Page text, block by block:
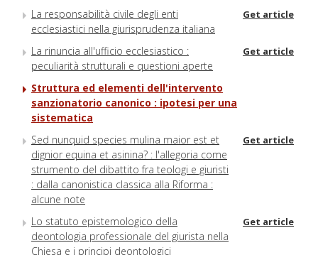
La responsabilità civile degli enti
ecclesiastici nella giurisprudenza italiana
Get article
La rinuncia all'ufficio ecclesiastico :
peculiarità strutturali e questioni aperte
Get article
Struttura ed elementi dell'intervento
sanzionatorio canonico : ipotesi per una
sistematica
Sed nunquid species mulina maior est et
dignior equina et asinina? : l'allegoria come
strumento del dibattito fra teologi e giuristi
: dalla canonistica classica alla Riforma :
alcune note
Get article
Lo statuto epistemologico della
deontologia professionale del giurista nella
Chiesa e i principi deontologici
Get article